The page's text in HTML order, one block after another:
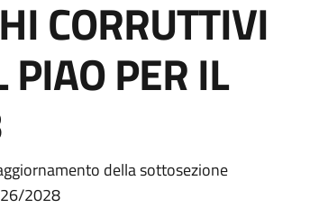
CORRUTTIVI
PIAO PER IL
della sottosezione
2028